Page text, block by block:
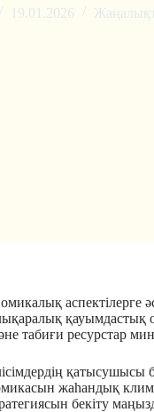
19.01.2026
табиғи ресурстар
жаһандық
бекіту